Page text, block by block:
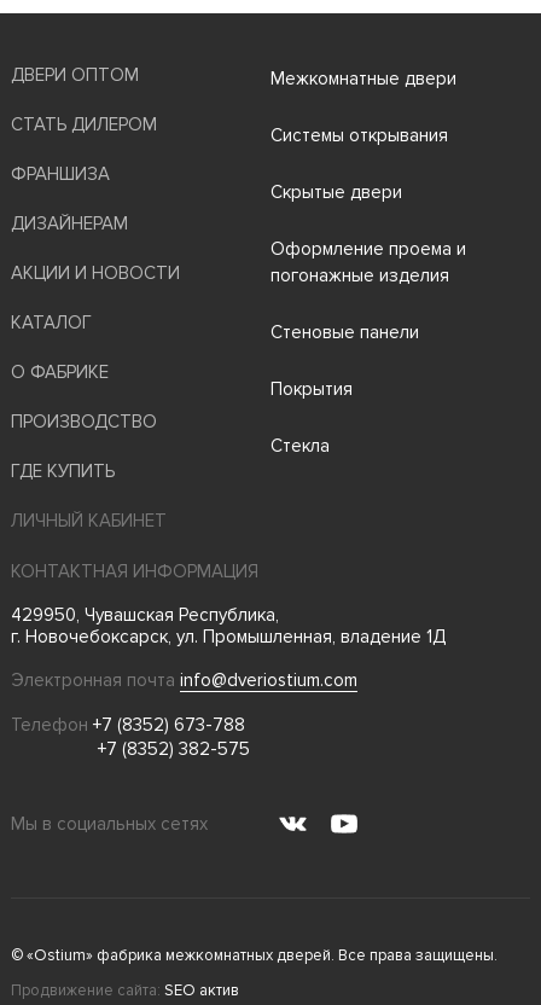
ДВЕРИ ОПТОМ
СТАТЬ ДИЛЕРОМ
ФРАНШИЗА
ДИЗАЙНЕРАМ
АКЦИИ И НОВОСТИ
КАТАЛОГ
О ФАБРИКЕ
ПРОИЗВОДСТВО
ГДЕ КУПИТЬ
Межкомнатные двери
Системы открывания
Скрытые двери
Оформление проема и
погонажные изделия
Стеновые панели
Покрытия
Стекла
ЛИЧНЫЙ КАБИНЕТ
КОНТАКТНАЯ ИНФОРМАЦИЯ
429950, Чувашская Республика,
г. Новочебоксарск, ул. Промышленная, владение 1Д
Электронная почта info@dveriostium.com
Телефон +7 (8352) 673-788
+7 (8352) 382-575
Мы в социальных сетях
© «Ostium» фабрика межкомнатных дверей. Все права защищены.
Продвижение сайта: SEO актив